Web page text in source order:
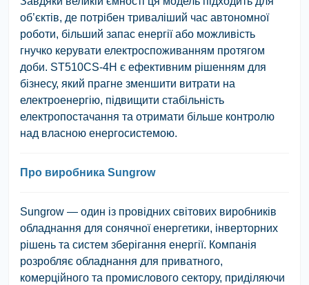
об’єктів, де потрібен триваліший час автономної
роботи, більший запас енергії або можливість
гнучко керувати електроспоживанням протягом
доби. ST510CS-4H є ефективним рішенням для
бізнесу, який прагне зменшити витрати на
електроенергію, підвищити стабільність
електропостачання та отримати більше контролю
над власною енергосистемою.
Про виробника Sungrow
Sungrow — один із провідних світових виробників
обладнання для сонячної енергетики, інверторних
рішень та систем зберігання енергії. Компанія
розробляє обладнання для приватного,
комерційного та промислового сектору, приділяючи